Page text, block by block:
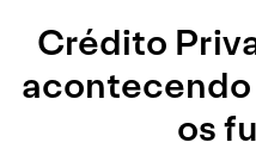
Crédito
acontecendo
os